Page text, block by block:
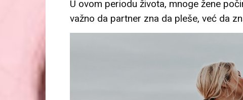
U ovom periodu života, mnoge žene
važno da partner zna da pleše, već da